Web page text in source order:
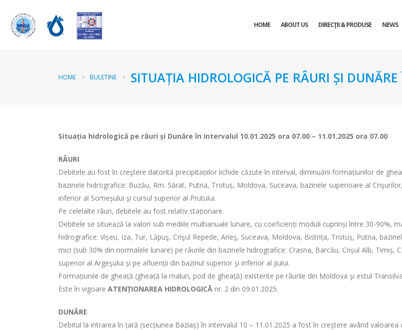
HOME ABOUT US DIRECŢII & PRODUSE NEWS
HOME BULETINE SITUAȚIA HIDROLOGICĂ PE RÂURI ȘI
Situația hidrologică pe râuri și Dunăre în intervalul 10.01.2025 ora 07.00 – 11.01.2025 ora 07.00
RÂURI
Debitele au fost în creştere datorită precipitațiilor lichide căzute în interval, diminuării formațiunilor de
bazinele hidrografice: Buzău, Rm. Sărat, Putna, Trotuș, Moldova, Suceava, bazinele superioare al
inferior al Someşului şi cursul superior al Prutului.
Pe celelalte râuri, debitele au fost relativ staționare.
Debitele se situează la valori sub mediile multianuale lunare, cu coeficienți moduli cuprinși între 30-90%,
hidrografice: Vișeu, Iza, Tur, Lăpuş, Crişul Repede, Arieş, Suceava, Moldova, Bistrița, Trotuș, Putna,
mici (sub 30% din normalele lunare) pe râurile din bazinele hidrografice: Crasna, Barcău, Crișul Alb, Timiș,
superior al Argeşului și pe afluenții din bazinul superior şi inferior al Jiului.
Formațiunile de gheață (gheață la maluri, pod de gheață) existente pe râurile din Moldova şi estul
Este în vigoare ATENȚIONAREA HIDROLOGICĂ nr. 2 din 09.01.2025.
DUNĂRE
Debitul la intrarea în țară (secțiunea Baziaș) în intervalul 10 – 11.01.2025 a fost în creştere având valoarea